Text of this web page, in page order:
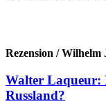
Rezension / Wilhelm
Walter Laqueur:
Russland?